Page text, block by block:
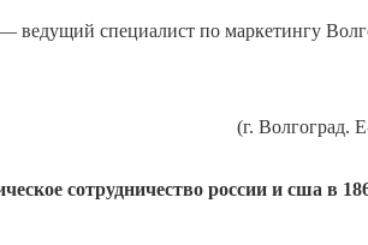
ведущий специалист по маркетингу
(г. Волгоград.
сотрудничество россии и сша в